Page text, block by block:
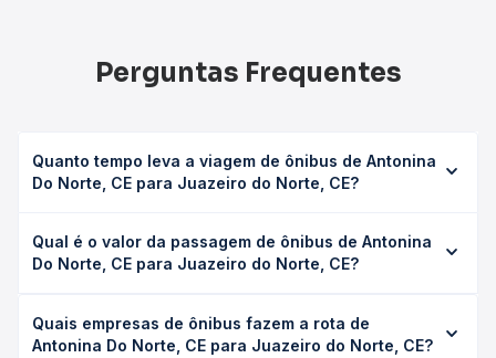
Perguntas Frequentes
Quanto tempo leva a viagem de ônibus de Antonina
Do Norte, CE para Juazeiro do Norte, CE?
Juazeiro do Norte, CE leva em média 2h 52min, podendo
variar conforme a viação, o tipo de serviço (convencional,
duração exata de cada opção na data desejada.
Qual é o valor da passagem de ônibus de Antonina
Do Norte, CE para Juazeiro do Norte, CE?
CE para Juazeiro do Norte, CE custa em média R$ 23,70 e
varia conforme a data da viagem, a empresa, o tipo de
Quais empresas de ônibus fazem a rota de
Antonina Do Norte, CE para Juazeiro do Norte, CE?